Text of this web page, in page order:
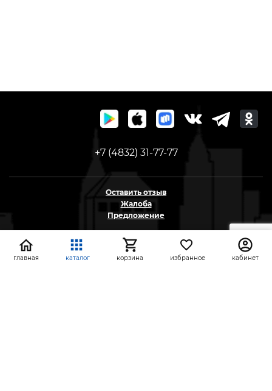
+7 (4832) 31-77-77
Оставить отзыв
Жалоба
Предложение
На информационном ресурсе применяются
рекомендательные технологии
(информационные технологии предоставления
главная каталог корзина избранное кабинет